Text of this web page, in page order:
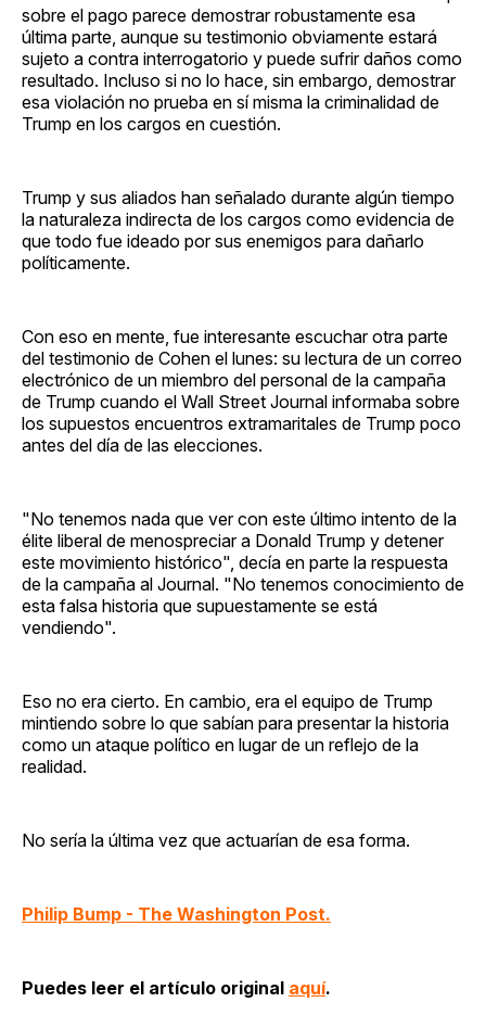
sobre el pago parece demostrar robustamente esa
última parte, aunque su testimonio obviamente estará
sujeto a contra interrogatorio y puede sufrir daños como
resultado. Incluso si no lo hace, sin embargo, demostrar
esa violación no prueba en sí misma la criminalidad de
Trump en los cargos en cuestión.
Trump y sus aliados han señalado durante algún tiempo
la naturaleza indirecta de los cargos como evidencia de
que todo fue ideado por sus enemigos para dañarlo
políticamente.
Con eso en mente, fue interesante escuchar otra parte
del testimonio de Cohen el lunes: su lectura de un correo
electrónico de un miembro del personal de la campaña
de Trump cuando el Wall Street Journal informaba sobre
los supuestos encuentros extramaritales de Trump poco
antes del día de las elecciones.
"No tenemos nada que ver con este último intento de la
élite liberal de menospreciar a Donald Trump y detener
este movimiento histórico", decía en parte la respuesta
de la campaña al Journal. "No tenemos conocimiento de
esta falsa historia que supuestamente se está
vendiendo".
Eso no era cierto. En cambio, era el equipo de Trump
mintiendo sobre lo que sabían para presentar la historia
como un ataque político en lugar de un reflejo de la
realidad.
No sería la última vez que actuarían de esa forma.
Philip Bump - The Washington Post.
Puedes leer el artículo original aquí.